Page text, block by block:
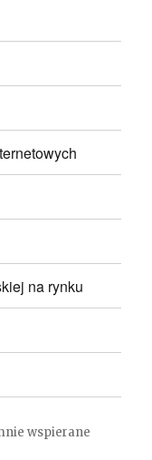
na rynku
wspierane